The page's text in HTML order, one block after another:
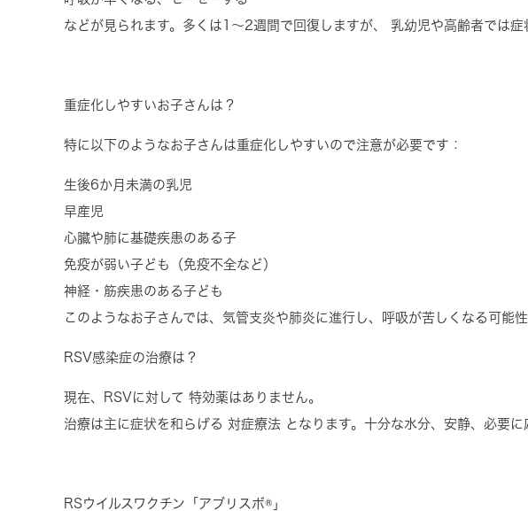
などが見られます。多くは
〜2週間で回復しますが、 乳幼児や高齢者では症
重症化しやすいお子さんは？
特に以下のようなお子さんは重症化しやすいので注意が必要です：
生後6か月未満の乳児
早産児
心臓や肺に基礎疾患のある子
免疫が弱い子ども
（免疫不全など）
神経・筋疾患のある子ども
このようなお子さんでは、気管支炎や肺炎に進行し、呼吸が苦しくなる可能性
RSV感染症の治療は？
現在、 RSV に対して 特効薬はありません。
治療は主に症状を和らげる 対症療法 となります。十分な水分、安静、必要
RSウイルスワクチン「アブリスボ® 」